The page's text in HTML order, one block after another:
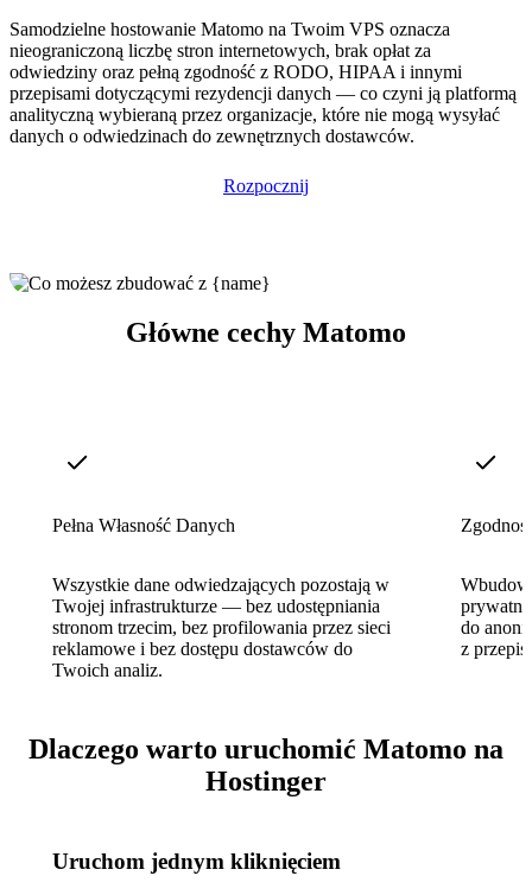
Samodzielne hostowanie Matomo na Twoim VPS oznacza
nieograniczoną liczbę stron internetowych, brak opłat za
odwiedziny oraz pełną zgodność z RODO, HIPAA i innymi
przepisami dotyczącymi rezydencji danych — co czyni ją platformą
analityczną wybieraną przez organizacje, które nie mogą wysyłać
danych o odwiedzinach do zewnętrznych dostawców.
Rozpocznij
Główne cechy Matomo
Pełna Własność Danych
Wszystkie dane odwiedzających pozostają w
Twojej infrastrukturze — bez udostępniania
stronom trzecim, bez profilowania przez sieci
reklamowe i bez dostępu dostawców do
Twoich analiz.
do
z
Dlaczego warto uruchomić Matomo na
Hostinger
Uruchom jednym kliknięciem